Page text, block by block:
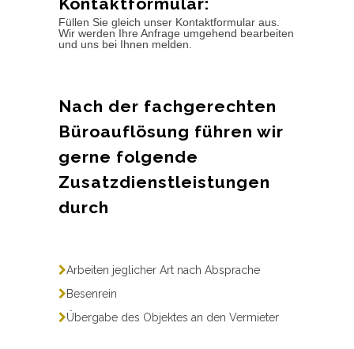
Füllen Sie gleich unser Kontaktformular aus.
Wir werden Ihre Anfrage umgehend bearbeiten
und uns bei Ihnen melden.
Nach der fachgerechten
Büroauflösung führen wir
gerne folgende
Zusatzdienstleistungen
durch
Arbeiten jeglicher Art nach Absprache
Besenrein
Übergabe des Objektes an den Vermieter